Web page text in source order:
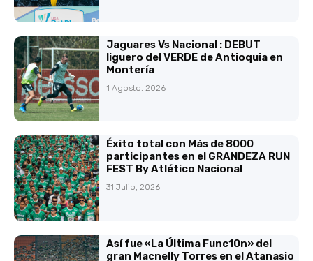
Jaguares Vs Nacional : DEBUT
liguero del VERDE de Antioquia en
Montería
1 Agosto, 2026
Éxito total con Más de 8000
participantes en el GRANDEZA RUN
FEST By Atlético Nacional
31 Julio, 2026
Así fue «La Última Func10n» del
gran Macnelly Torres en el Atanasio